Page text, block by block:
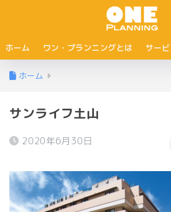
ホーム ワン・プランニングとは サー
ホーム
サンライフ土山
2020年6月30日